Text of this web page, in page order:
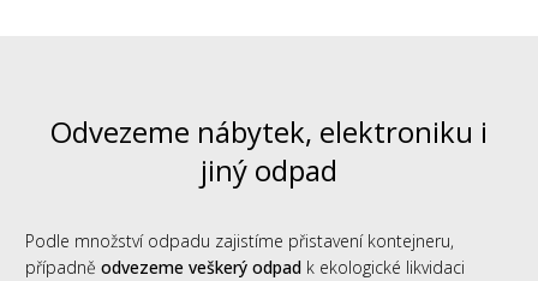
Odvezeme nábytek, elektroniku i
jiný odpad
Podle množství odpadu zajistíme přistavení kontejneru,
případně odvezeme veškerý odpad k ekologické likvidaci